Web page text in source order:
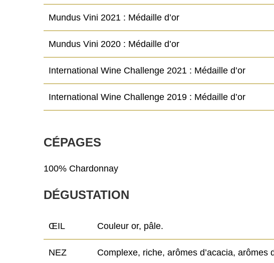
Mundus Vini 2021 : Médaille d’or
Mundus Vini 2020 : Médaille d’or
International Wine Challenge 2021 : Médaille d’or
International Wine Challenge 2019 : Médaille d’or
CÉPAGES
100% Chardonnay
DÉGUSTATION
ŒIL Couleur or, pâle.
NEZ
Complexe, riche, arômes d’acacia,